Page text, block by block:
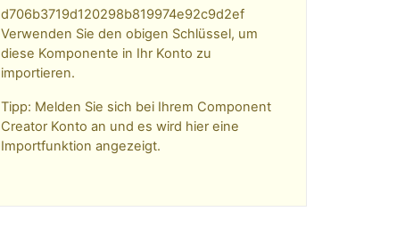
d706b3719d120298b819974e92c9d2ef
Verwenden Sie den obigen Schlüssel, um
diese Komponente in Ihr Konto zu
importieren.
Tipp: Melden Sie sich bei Ihrem Component
Creator Konto an und es wird hier eine
Importfunktion angezeigt.